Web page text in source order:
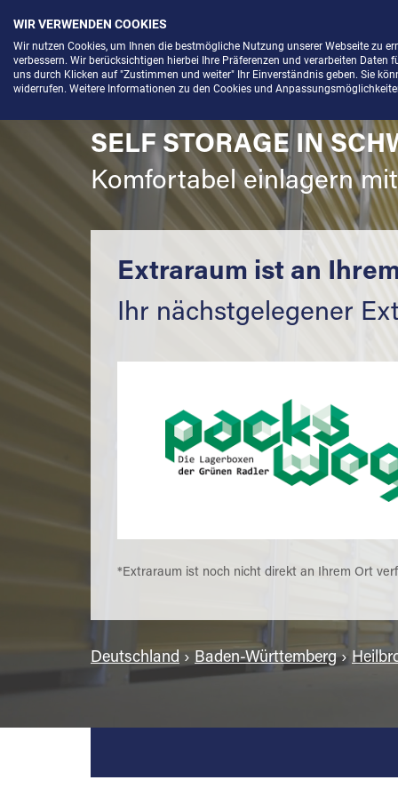
Menü
SELF STORAGE IN
Komfortabel einlagern
Extraraum ist an
Ihr nächstgelegener
*Extraraum ist noch nicht direkt an Ihrem Ort
Deutschland › Baden-Württemberg›
WIR VERWENDEN COOKIES
Wir nutzen Cookies, um Ihnen die bestmögliche Nutzung unserer Webseite zu
verbessern. Wir berücksichtigen hierbei Ihre Präferenzen und verarbeiten
uns durch Klicken auf "Zustimmen und weiter" Ihr Einverständnis geben. Sie
widerrufen. Weitere Informationen zu den Cookies und